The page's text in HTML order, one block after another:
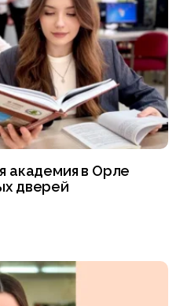
академия в Орле
дверей